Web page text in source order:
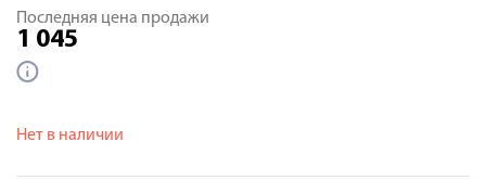
Последняя цена продажи
1 045
Нет в наличии